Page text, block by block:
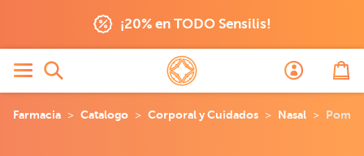
¡20% en TODO Sensilis!
Farmacia Catalogo Corporal y Cuidados Nasal